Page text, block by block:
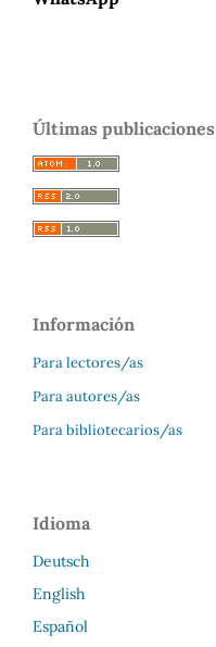
Últimas publicaciones
Información
Para lectores/as
Para autores/as
Para bibliotecarios/as
Idioma
Deutsch
English
Español